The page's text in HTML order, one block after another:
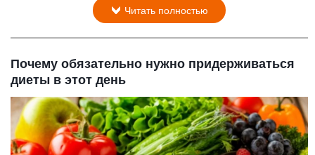
Читать полностью
Почему обязательно нужно придерживаться
диеты в этот день